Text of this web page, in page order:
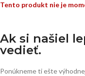
Tento produkt nie je
Ak si našiel
vedieť.
Ponúkneme ti ešte